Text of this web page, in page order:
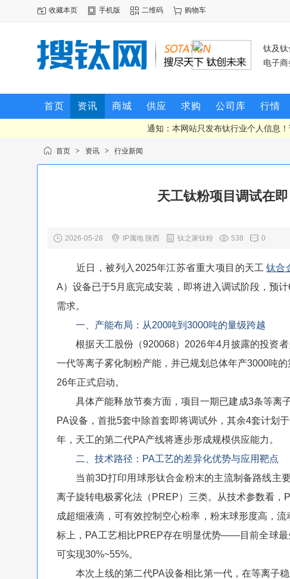
收藏本页 手机版 二维码 购物车
钛及钛
电子
首页 资讯 商城 供应 求购 公司库 行情
通知：本网站只发布钛行业个人信息
首页 > 资讯 > 行业新闻
天工钛粉项目调试在
2026-05-28 IP属地 陕西 钛之家钛粉 538 0
近日，被列入2025年江苏省重大项目的天工 钛合
A）设备已于5月底完成安装，即将进入调试阶段，预
需求。
一、产能布局：从200吨到3000吨的量级跨越
根据天工股份（920068）2026年4月披露的投资者
一代等离子雾化制粉产能，并已规划总体年产3000吨
26年正式启动。
具体产能释放节奏方面，项目一期已建成3条等离
PA设备，首批5套中除首套即将调试外，其余4套计划
年，天工的第二代PA产线将逐步形成规模供应能力。
二、技术路径：PA工艺的差异化优势与应用靶点
当前3D打印用球形钛合金粉末的主流制备路线主要
离子旋转电极雾化法（PREP）三类。从技术参数看，
成超细液滴，可有效控制空心粉率，粉末球形度高，
标上，PA工艺相比PREP存在明显优势——目前全球
可实现30%~55%。
本次上线的第二代PA设备相比第一代，在等离子稳